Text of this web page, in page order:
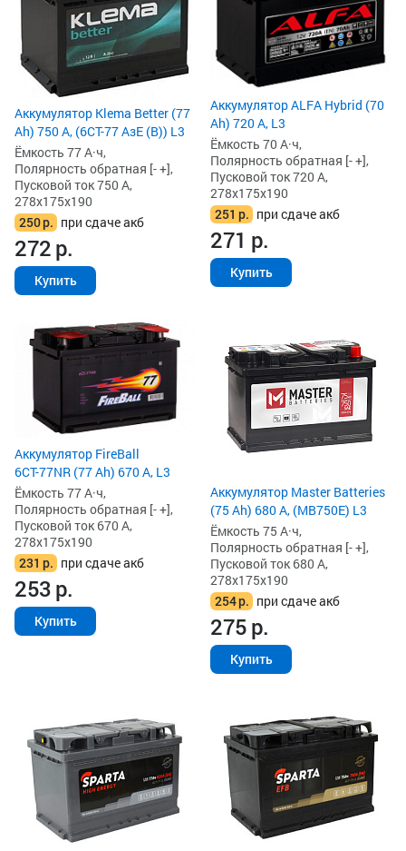
Аккумулятор Klema Better (77
Ah) 750 А, (6СТ-77 АзЕ (B)) L3
Ёмкость 77 А·ч,
Полярность обратная [- +],
Пусковой ток 750 А,
278x175x190
250р. при сдаче акб
272р.
Купить
Аккумулятор ALFA Hybrid (70
Ah) 720 А, L3
Ёмкость 70 А·ч,
Полярность обратная [- +],
Пусковой ток 720 А,
278x175x190
251 р. при сдаче акб
271 р.
Купить
Аккумулятор FireBall
6СТ-77NR (77 Ah) 670 А, L3
Ёмкость 77 А·ч,
Полярность обратная [- +],
Пусковой ток 670 А,
278x175x190
231 р. при сдаче акб
253р.
Купить
Аккумулятор Master Batteries
(75 Ah) 680 А, (MB750E) L3
Ёмкость 75 А·ч,
Полярность обратная [- +],
Пусковой ток 680 А,
278x175x190
254р. при сдаче акб
275р.
Купить